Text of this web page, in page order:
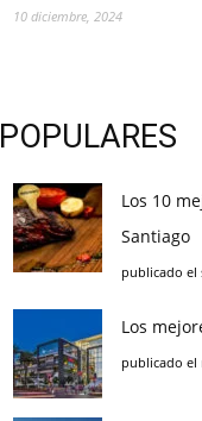
10 diciembre, 2024
POPULARES
Los 10
Santiago
publicado el
Los
publicado el